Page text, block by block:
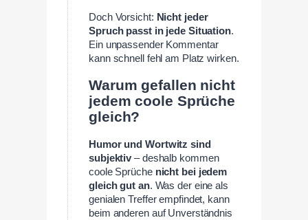
Doch Vorsicht: Nicht jeder
Spruch passt in jede Situation.
Ein unpassender Kommentar
kann schnell fehl am Platz wirken.
Warum gefallen nicht
jedem coole Sprüche
gleich?
Humor und Wortwitz sind
subjektiv – deshalb kommen
coole Sprüche nicht bei jedem
gleich gut an. Was der eine als
genialen Treffer empfindet, kann
beim anderen auf Unverständnis